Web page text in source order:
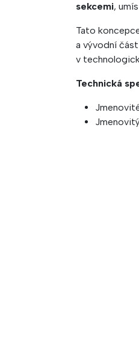
sekcemi,
Tato
a vývodní
v
Technická